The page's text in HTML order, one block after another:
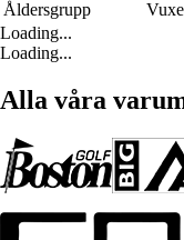
Åldersgrupp
Loading...
Loading...
Alla våra